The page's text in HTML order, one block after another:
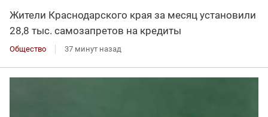
Жители Краснодарского края за месяц установили
28,8 тыс. самозапретов на кредиты
Общество 37 минут назад